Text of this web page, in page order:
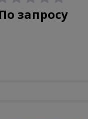
По запросу